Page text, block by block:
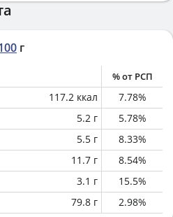
г
% от РСП
117.2 ккал 7.78%
5.2 г 5.78%
5.5 г 8.33%
11.7 г 8.54%
3.1 г 15.5%
79.8 г 2.98%